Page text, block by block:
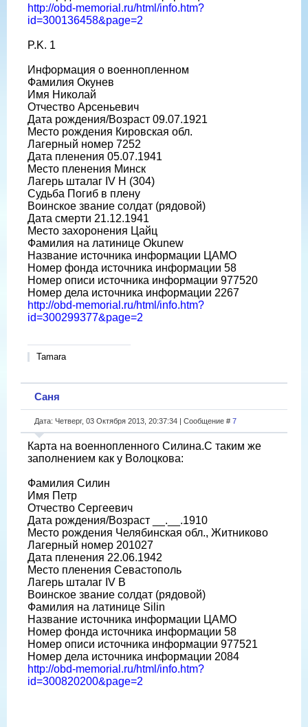
http://obd-memorial.ru/html/info.htm?
id=300136458&page=2
P.K. 1
Информация о военнопленном
Фамилия Окунев
Имя Николай
Отчество Арсеньевич
Дата рождения/Возраст 09.07.1921
Место рождения Кировская обл.
Лагерный номер 7252
Дата пленения 05.07.1941
Место пленения Минск
Лагерь шталаг IV H (304)
Судьба Погиб в плену
Воинское звание солдат (рядовой)
Дата смерти 21.12.1941
Место захоронения Цайц
Фамилия на латинице Okunew
Название источника информации ЦАМО
Номер фонда источника информации 58
Номер описи источника информации 977520
Номер дела источника информации 2267
http://obd-memorial.ru/html/info.htm?
id=300299377&page=2
Tamara
Саня
Дата: Четверг, 03 Октября 2013, 20:37:34 | Сообщение # 7
Карта на военнопленного Силина.С таким же
заполнением как у Волоцкова:
Фамилия Силин
Имя Петр
Отчество Сергеевич
Дата рождения/Возраст __.__.1910
Место рождения Челябинская обл., Житниково
Лагерный номер 201027
Дата пленения 22.06.1942
Место пленения Севастополь
Лагерь шталаг IV B
Воинское звание солдат (рядовой)
Фамилия на латинице Silin
Название источника информации ЦАМО
Номер фонда источника информации 58
Номер описи источника информации 977521
Номер дела источника информации 2084
http://obd-memorial.ru/html/info.htm?
id=300820200&page=2